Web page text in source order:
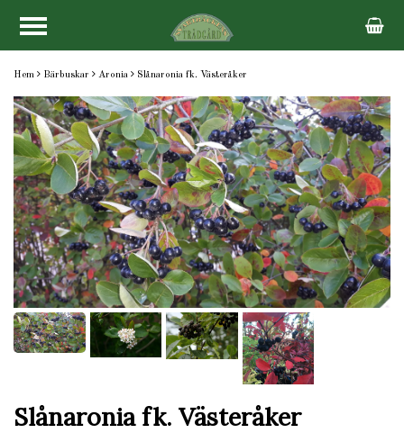
Hem Bärbuskar Aronia Slånaronia fk. Västeråker
Slånaronia fk. Västeråker